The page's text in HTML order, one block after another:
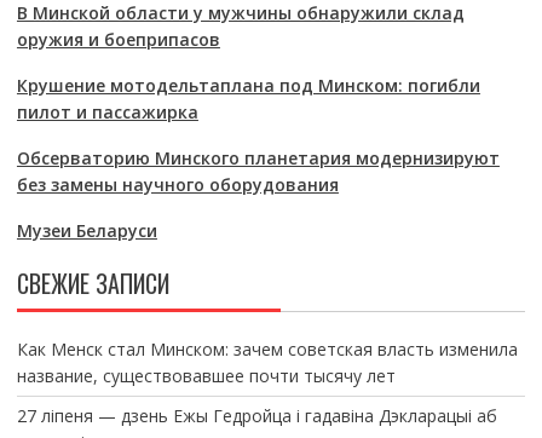
В Минской области у мужчины обнаружили склад
оружия и боеприпасов
Крушение мотодельтаплана под Минском: погибли
пилот и пассажирка
Обсерваторию Минского планетария модернизируют
без замены научного оборудования
Музеи Беларуси
СВЕЖИЕ ЗАПИСИ
Как Менск стал Минском: зачем советская власть изменила
название, существовавшее почти тысячу лет
27 ліпеня — дзень Ежы Гедройца і гадавіна Дэкларацыі аб